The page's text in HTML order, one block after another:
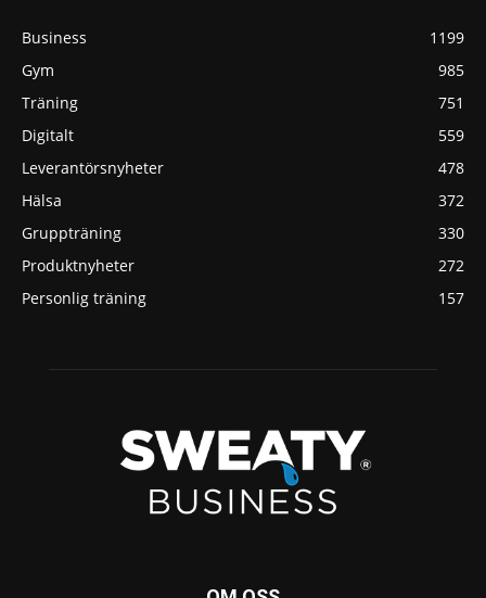
Business
1199
Gym
985
Träning
751
Digitalt
559
Leverantörsnyheter
478
Hälsa
372
Gruppträning
330
Produktnyheter
272
Personlig träning
157